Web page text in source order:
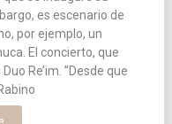
es escenario de
por ejemplo, un
El concierto, que
Re’im. ”Desde que